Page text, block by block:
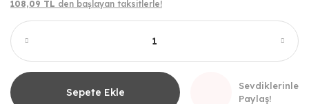
108,09 TL den başlayan taksitlerle!
Sepete Ekle
Sevdiklerinle
Paylaş!